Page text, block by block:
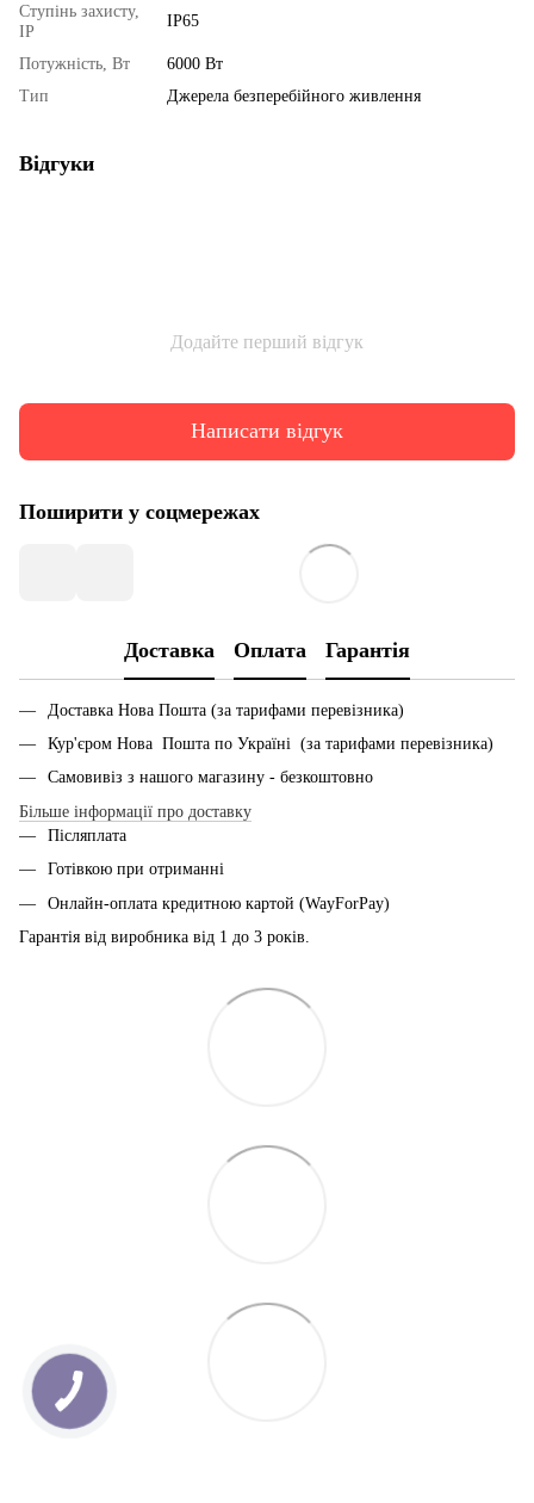
Ступінь захисту,
IP
IP65
Потужність, Вт
6000 Вт
Тип
Джерела безперебійного живлення
Відгуки
Додайте перший відгук
Написати відгук
Поширити у соцмережах
Доставка Оплата Гарантія
Доставка Нова Пошта (за тарифами перевізника)
Кур'єром Нова Пошта по Україні (за тарифами перевізника)
Самовивіз з нашого магазину - безкоштовно
Більше інформації про доставку
Післяплата
Готівкою при отриманні
Онлайн-оплата кредитною картой (WayForPay)
Гарантія від виробника від 1 до 3 років.